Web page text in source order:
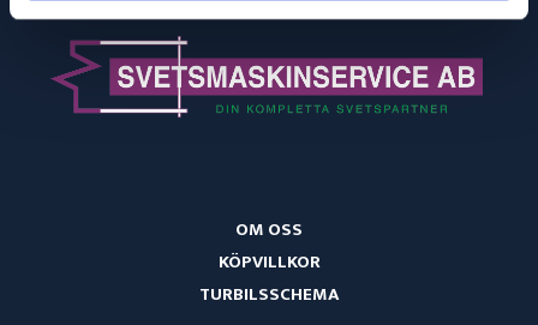
OM OSS
KÖPVILLKOR
TURBILSSCHEMA